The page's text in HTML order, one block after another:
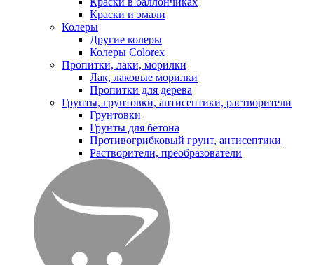
Краски и эмали
Колеры
Другие колеры
Колеры Colorex
Пропитки, лаки, морилки
Лак, лаковые морилки
Пропитки для дерева
Грунты, грунтовки, антисептики, растворители
Грунтовки
Грунты для бетона
Противогрибковый грунт, антисептики
Растворители, преобразователи